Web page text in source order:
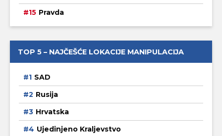
Pravda
TOP 5 – NAJČEŠĆE LOKACIJE MANIPULACIJA
SAD
Rusija
Hrvatska
Ujedinjeno Kraljevstvo